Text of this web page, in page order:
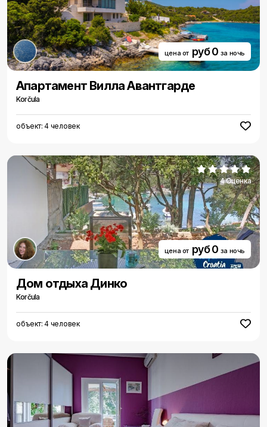
цена от руб 0 за ночь
Aпартамент Вилла Авантгарде
Korčula
объект: 4 человек
4 Оценка
цена от руб 0 за ночь
Дом отдыха Динко
Korčula
объект: 4 человек